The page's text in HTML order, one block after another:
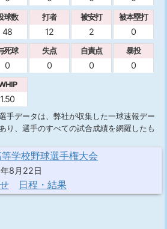
球数
48
打者
12
被安打
2
被本塁打
0
死球
0
失点
0
自責点
0
暴投
0
1.50
手データは、弊社が収集した一球速報デー
り、選手のすべての試合成績を網羅したも
学校野球選手権大会
8月22日
日程・結果